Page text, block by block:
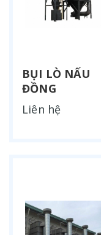
BỤI LÒ NẤU
ĐỒNG
Liên hệ